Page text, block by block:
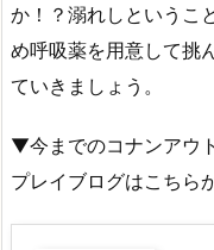
か！？溺れしというこ
め呼吸薬を用意して挑
ていきましょう。
▼今までのコナンアウ
プレイブログはこちら